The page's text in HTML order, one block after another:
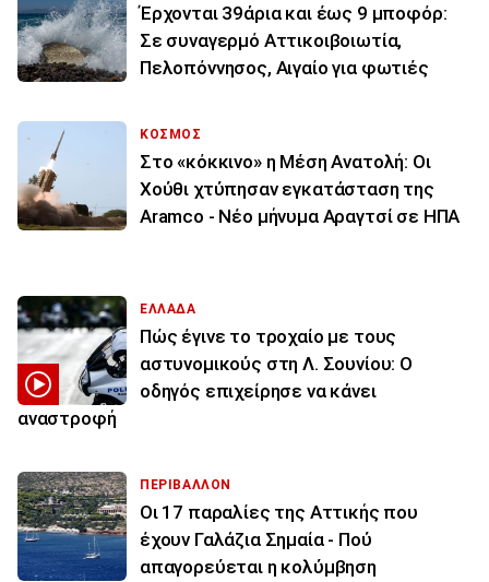
Έρχονται 39άρια και έως 9 μποφόρ:
Σε συναγερμό Αττικοιβοιωτία,
Πελοπόννησος, Αιγαίο για φωτιές
ΚΟΣΜΟΣ
Στο «κόκκινο» η Μέση Ανατολή: Οι
Χούθι χτύπησαν εγκατάσταση της
Aramco - Νέο μήνυμα Αραγτσί σε ΗΠΑ
ΕΛΛΑΔΑ
Πώς έγινε το τροχαίο με τους
αστυνομικούς στη Λ. Σουνίου: Ο
οδηγός επιχείρησε να κάνει
αναστροφή
ΠΕΡΙΒΑΛΛΟΝ
Οι 17 παραλίες της Αττικής που
έχουν Γαλάζια Σημαία - Πού
απαγορεύεται η κολύμβηση